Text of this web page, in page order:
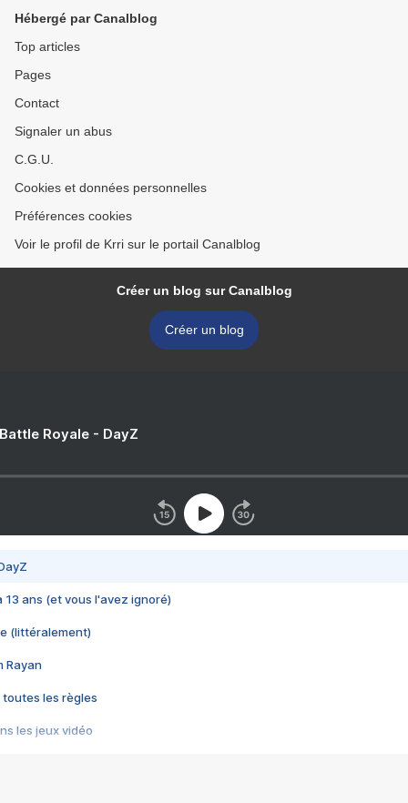
Hébergé par Canalblog
Top articles
Pages
Contact
Signaler un abus
C.G.U.
Cookies et données personnelles
Préférences cookies
Voir le profil de Krri sur le portail Canalblog
Créer un blog sur Canalblog
Créer un blog
Royale - DayZ
13 ans (et vous l'avez ignoré)
(littéralement)
Rayan
toutes les règles
les jeux vidéo